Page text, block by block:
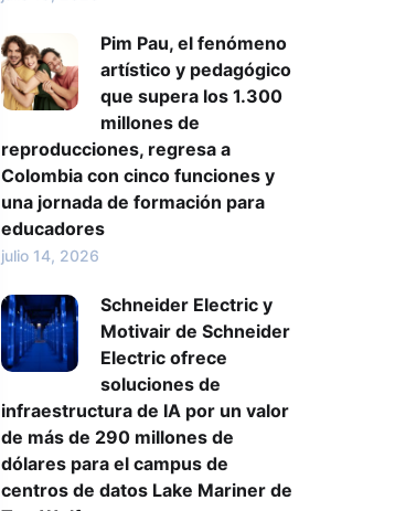
Pim Pau, el fenómeno
artístico y pedagógico
que supera los 1.300
millones de
reproducciones, regresa a
Colombia con cinco funciones y
una jornada de formación para
educadores
julio 14, 2026
Schneider Electric y
Motivair de Schneider
Electric ofrece
soluciones de
infraestructura de IA por un valor
de más de 290 millones de
dólares para el campus de
centros de datos Lake Mariner de